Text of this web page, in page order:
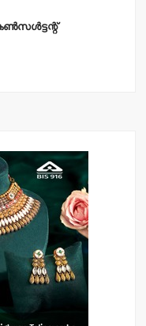
കണ്‍സള്‍ട്ടന്റ്